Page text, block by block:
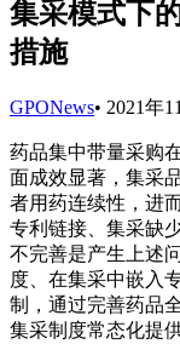
集采模式下
措施
GPONews• 2021年
药品集中带量采购
面成效显著，集采
者用药连续性，进
专利链接、集采缺
不完善是产生上述
度、在集采中嵌入
制，通过完善药品
集采制度常态化提